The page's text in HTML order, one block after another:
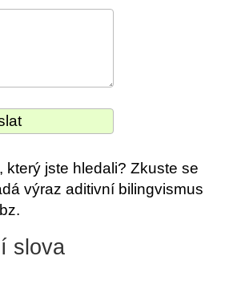
který jste hledali? Zkuste se
výraz aditivní bilingvismus
slova